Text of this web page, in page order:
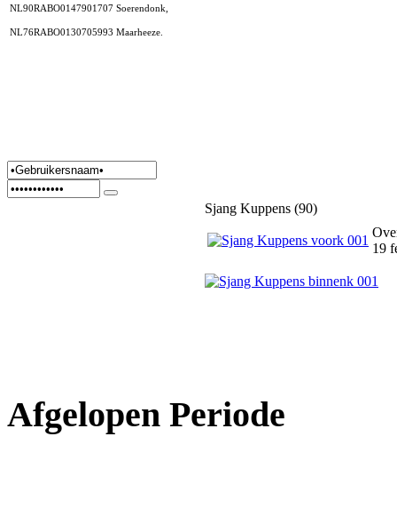
NL90RABO0147901707 Soerendonk,
NL76RABO0130705993 Maarheeze.
Sjang Kuppens (90)
19
Afgelopen Periode